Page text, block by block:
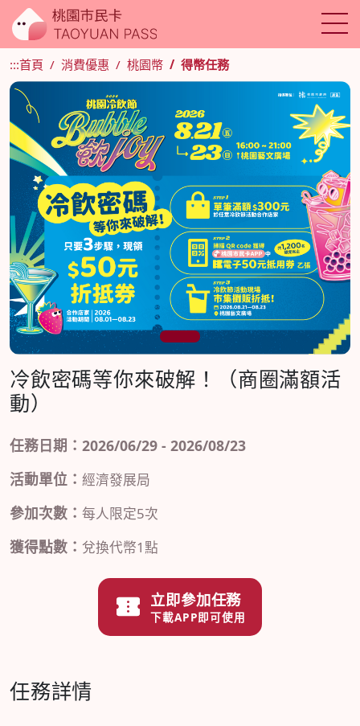
:::首頁 消費優惠 桃園幣 得幣任務
1
冷飲密碼等你來破解！（商圈滿額活
動）
任務日期：2026/06/29 - 2026/08/23
活動單位： 經濟發展局
參加次數： 每人限定5次
獲得點數： 兌換代幣1點
立即參加任務
下載APP即可使用
任務詳情